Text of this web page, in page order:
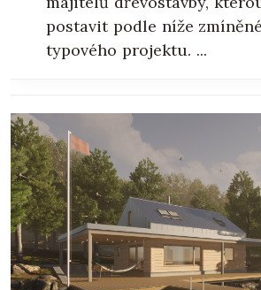
postavit podle níže
typového projektu. ...